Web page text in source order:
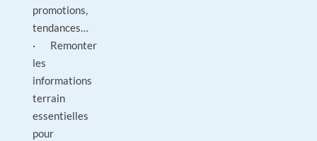
promotions,
tendances…
· Remonter
les
informations
terrain
essentielles
pour